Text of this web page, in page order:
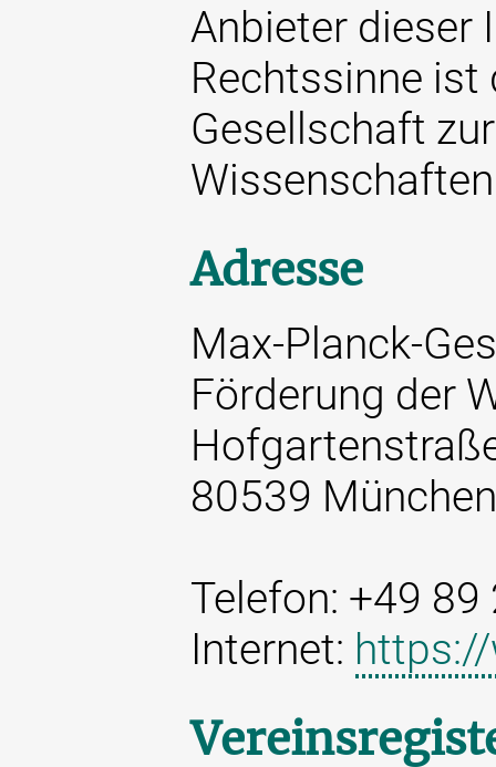
Anbieter dieser
Rechtssinne ist
Gesellschaft
Wissenschaften
Adresse
Max-Planck-
Förderung der
80539 München
Telefon: +49 89
Internet: